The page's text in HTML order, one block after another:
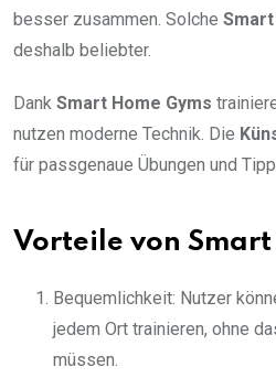
besser zusammen. Solche Smart
deshalb beliebter.
Dank Smart Home Gyms
nutzen moderne Technik. Die
für passgenaue Übungen und
Vorteile von Smart
Bequemlichkeit: Nutzer
jedem Ort trainieren, ohne
müssen.